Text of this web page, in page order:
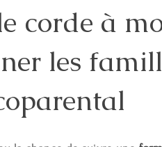
Coparentalité
corde à
les